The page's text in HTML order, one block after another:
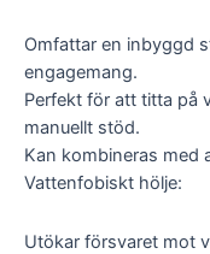
Omfattar en inbyggd
engagemang.
Perfekt för att titta på
manuellt stöd.
Kan kombineras med
Vattenfobiskt hölje:
Utökar försvaret mot